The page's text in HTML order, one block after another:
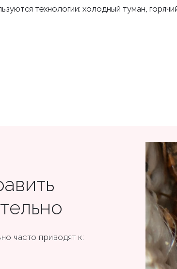
технологии: холодный туман,
часто приводят к: